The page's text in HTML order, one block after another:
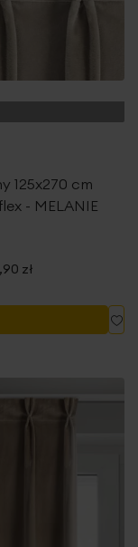
125x270 cm
- MELANIE
zł